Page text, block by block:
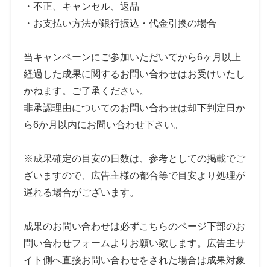
・不正、キャンセル、返品
・お支払い方法が銀行振込・代金引換の場合
当キャンペーンにご参加いただいてから6ヶ月以上
経過した成果に関するお問い合わせはお受けいたし
かねます。ご了承ください。
非承認理由についてのお問い合わせは却下判定日か
ら6か月以内にお問い合わせ下さい。
※成果確定の目安の日数は、参考としての掲載でご
ざいますので、広告主様の都合等で目安より処理が
遅れる場合がございます。
成果のお問い合わせは必ずこちらのページ下部のお
問い合わせフォームよりお願い致します。広告主サ
イト側へ直接お問い合わせをされた場合は成果対象